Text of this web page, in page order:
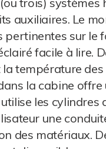
auxiliaires. Le
sur le
facile à lire.
la température
la cabine
les cylindres
une
des matériaux.